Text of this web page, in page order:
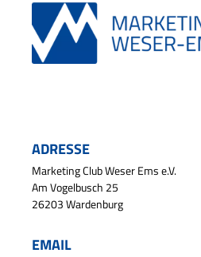
ADRESSE
Marketing Club Weser Ems e.V.
Am Vogelbusch 25
26203 Wardenburg
EMAIL